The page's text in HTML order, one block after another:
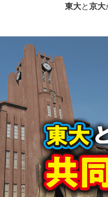
東大と京大